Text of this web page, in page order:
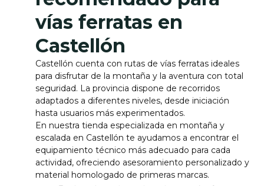
vías ferratas en
Castellón
Castellón cuenta con rutas de vías ferratas ideales
para disfrutar de la montaña y la aventura con total
seguridad. La provincia dispone de recorridos
adaptados a diferentes niveles, desde iniciación
hasta usuarios más experimentados.
En nuestra tienda especializada en montaña y
escalada en Castellón te ayudamos a encontrar el
equipamiento técnico más adecuado para cada
actividad, ofreciendo asesoramiento personalizado y
material homologado de primeras marcas.